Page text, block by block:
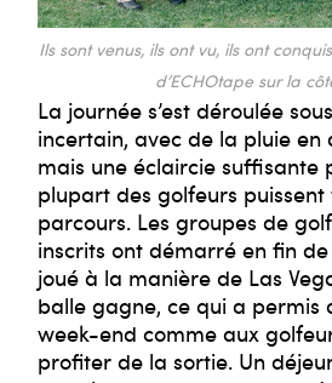
Ils sont venus, ils ont vu, ils ont
d’ECHOtape sur la
La journée s’est déroulée
incertain, avec de la pluie en
mais une éclaircie suffisante
plupart des golfeurs
parcours. Les groupes de
inscrits ont démarré en fin
joué à la manière de Las
balle gagne, ce qui a permis
week-end comme aux
profiter de la sortie. Un